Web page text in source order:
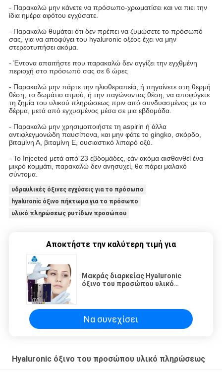
- Παρακαλώ μην κάνετε να πρόσωπο-χρωματίσει και να πιει την
ίδια ημέρα αφότου εγχύσατε.
- Παρακαλώ θυμάται ότι δεν πρέπει να ζυμώσετε το πρόσωπό
σας, για να αποφύγει του hyaluronic οξέος έχει να μην
στερεοτυπήσει ακόμα.
- Έντονα απαιτήστε που παρακαλώ δεν αγγίζει την εγχθμένη
περιοχή στο πρόσωπό σας σε 6 ώρες
- Παρακαλώ μην πάρτε την ηλιοθεραπεία, ή πηγαίνετε στη θερμή
θέση, το δωμάτιο ατμού, ή την παγώνοντας θέση, να αποφύγετε
τη ζημία του υλικού πληρώσεως πριν από συνδυασμένος με το
δέρμα, μετά από εγχυσμένος μέσα σε μια εβδομάδα.
- Παρακαλώ μην χρησιμοποιήστε τη aspirin ή άλλα
αντιφλεγμονώδη παυσίπονα, και μην φάτε το gingko, σκόρδο,
βιταμίνη Α, βιταμίνη Ε, ουσιαστικό λιπαρό οξύ.
- Το Injceted μετά από 23 εβδομάδες, εάν ακόμα αισθανθεί ένα
μικρό κομμάτι, παρακαλώ δεν ανησυχεί, θα πάρει μαλακό
σύντομα.
υδραυλικές όξινες εγχύσεις για το πρόσωπο
hyaluronic όξινο πήκτωμα για το πρόσωπο
υλικό πληρώσεως ρυτίδων προσώπου
Αποκτήστε την καλύτερη τιμή για
Μακράς διαρκείας Hyaluronic
όξινο του προσώπου υλικό
Να συνεχίσει
Hyaluronic όξινο του προσώπου υλικό πληρώσεως